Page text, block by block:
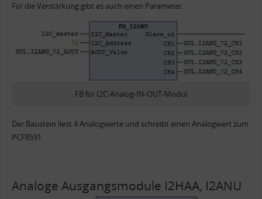
Für die Verstärkung gibt es auch einen Parameter.
FB für I2C-Analog-IN-OUT-Modul
Der Baustein liest 4 Analogwerte und schreibt einen Analogwert zum
PCF8591
Analoge Ausgangsmodule I2HAA, I2ANU